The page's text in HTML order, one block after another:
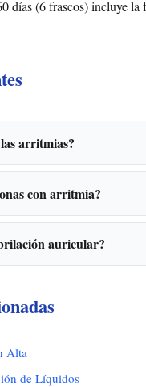
días (6 frascos) incluye
arritmias?
con arritmia?
auricular?
Alta
de Líquidos